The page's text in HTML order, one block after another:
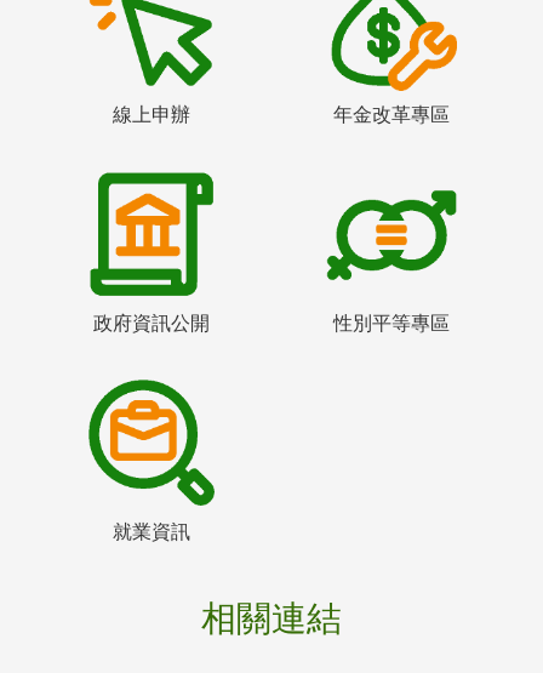
線上申辦 年金改革專區
政府資訊公開 性別平等專區
就業資訊
相關連結